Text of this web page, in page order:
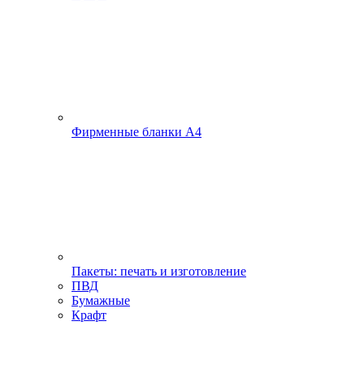
Фирменные бланки А4
Пакеты: печать и изготовление
ПВД
Бумажные
Крафт